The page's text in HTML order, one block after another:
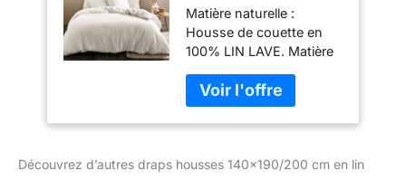
maison au savoir-faire
reconnu. Les produits
répondent à trois
unique, des matières de
grande qualité et des prix
accessibles à tous. Tous
certifiés OEKO-TEX
Lin lavé
Matière naturelle :
Housse de couette en
100% LIN LAVE. Matière
ne consomme que très
peu d'eau. Idéale pour
les peaux sensibles car
allergiques et
Découvrez d’autres draps housses 140×190/200 cm en lin